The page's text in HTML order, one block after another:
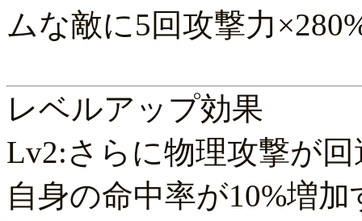
ムな敵に5回攻撃力
レベルアップ効果
Lv2:さらに物理攻撃が
自身の命中率が10%増加